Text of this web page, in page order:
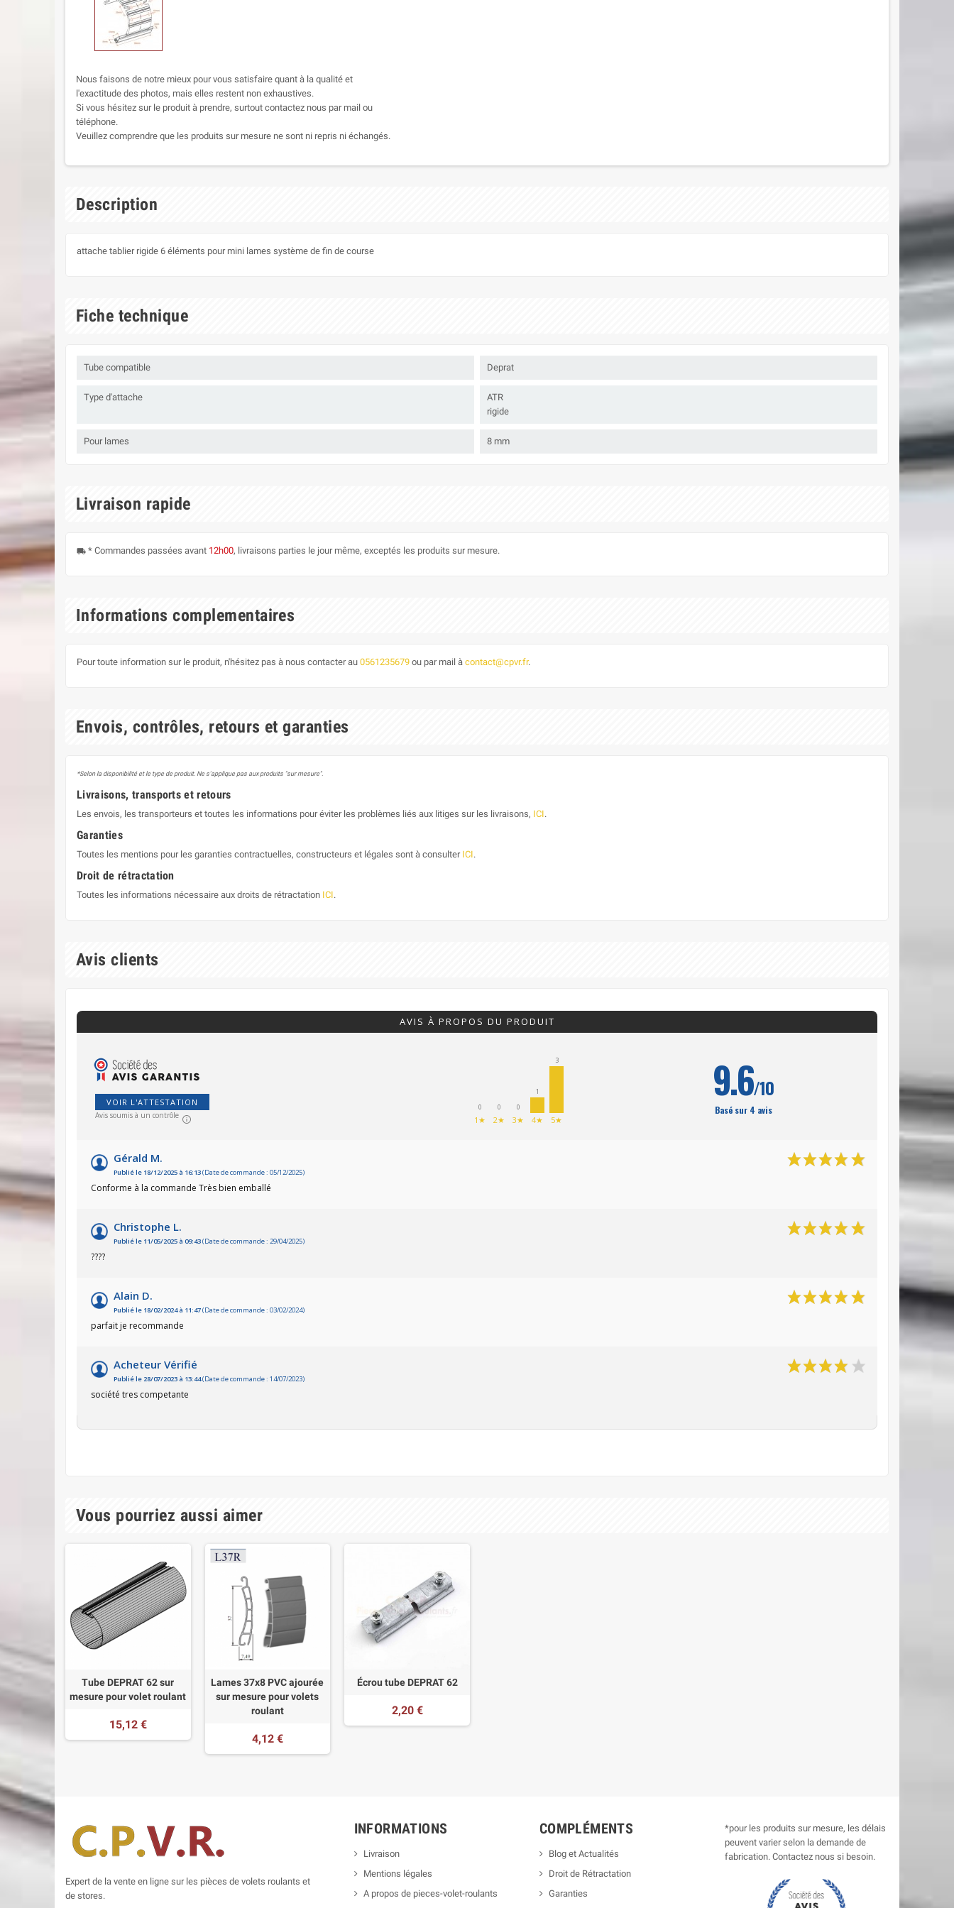
Nous faisons de notre mieux pour vous satisfaire quant à la qualité et
l'exactitude des photos, mais elles restent non exhaustives.
Si vous hésitez sur le produit à prendre, surtout contactez nous par mail ou
téléphone.
Veuillez comprendre que les produits sur mesure ne sont ni repris ni échangés.
Description
attache tablier rigide 6 éléments pour mini lames système de fin de course
Fiche technique
Tube compatible Deprat
Type d'attache
ATR
rigide
Pour lames 8 mm
Livraison rapide
local_shipping * Commandes passées avant 12h00, livraisons parties le jour même, exceptés les produits sur mesure.
Informations complementaires
Pour toute information sur le produit, n'hésitez pas à nous contacter au 0561235679 ou par mail à contact@cpvr.fr.
Envois, contrôles, retours et garanties
*Selon la disponibilité et le type de produit. Ne s'applique pas aux produits "sur mesure".
Livraisons, transports et retours
Les envois, les transporteurs et toutes les informations pour éviter les problèmes liés aux litiges sur les livraisons, ICI.
Garanties
Toutes les mentions pour les garanties contractuelles, constructeurs et légales sont à consulter ICI.
Droit de rétractation
Toutes les informations nécessaire aux droits de rétractation ICI.
Avis clients
AVIS À PROPOS DU PRODUIT
VOIR L'ATTESTATION
Avis soumis à un contrôle
0
1★
0
2★
0
3★
1
4★
3
5★
9.6/10
Basé sur 4 avis
Gérald M.
Publié le 18/12/2025 à 16:13(Date de commande : 05/12/2025)
Conforme à la commande Très bien emballé
Christophe L.
Publié le 11/05/2025 à 09:43(Date de commande : 29/04/2025)
????
Alain D.
Publié le 18/02/2024 à 11:47(Date de commande : 03/02/2024)
parfait je recommande
Acheteur Vérifié
Publié le 28/07/2023 à 13:44(Date de commande : 14/07/2023)
société tres competante
Vous pourriez aussi aimer
Tube DEPRAT 62 sur
mesure pour volet roulant
15,12 €
Lames 37x8 PVC ajourée
sur mesure pour volets
roulant
4,12 €
Écrou tube DEPRAT 62
2,20 €
Expert de la vente en ligne sur les pièces de volets roulants et
de stores.
INFORMATIONS
Livraison
Mentions légales
A propos de pieces-volet-roulants
COMPLÉMENTS
Blog et Actualités
Droit de Rétractation
Garanties
*pour les produits sur mesure, les délais
peuvent varier selon la demande de
fabrication. Contactez nous si besoin.